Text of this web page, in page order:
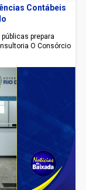
Contábeis
prepara
O Consórcio